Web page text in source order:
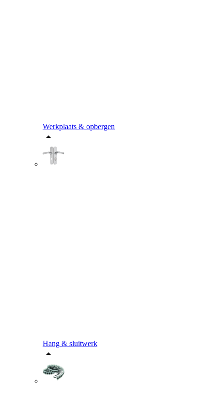
Werkplaats & opbergen
Hang & sluitwerk